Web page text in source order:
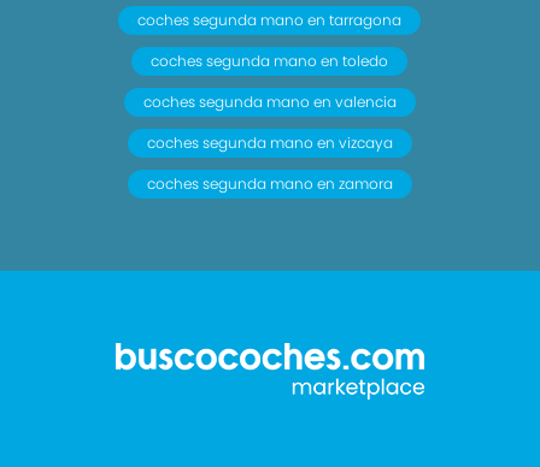
coches segunda mano en tarragona
coches segunda mano en toledo
coches segunda mano en valencia
coches segunda mano en vizcaya
coches segunda mano en zamora